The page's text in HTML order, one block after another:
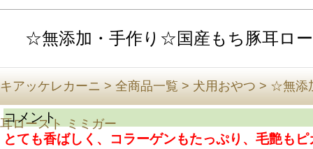
☆無添加・手作り☆国産もち豚耳ロ
キアッケレカーニ > 全商品一覧 > 犬用おやつ > ☆無添
耳ロースト ミミガー
コメント
とても香ばしく、コラーゲンもたっぷり、毛艶も